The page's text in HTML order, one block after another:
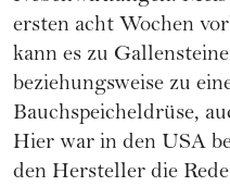
ersten acht Wochen
kann es zu
beziehungsweise zu
Bauchspeicheldrüse,
Hier war in den USA
den Hersteller die